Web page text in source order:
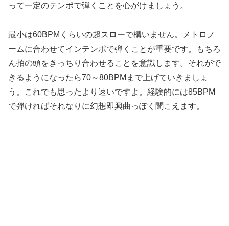
って一定のテンポで弾くことを心がけましょう。
最小は60BPMくらいの超スローで構いません。メトロノ
ームに合わせてインテンポで弾くことが重要です。もちろ
ん拍の頭をきっちり合わせることを意識します。それがで
きるようになったら70～80BPMまで上げていきましょ
う。これでも思ったより速いですよ。経験的には85BPM
で弾ければそれなりに幻想即興曲っぽく聞こえます。